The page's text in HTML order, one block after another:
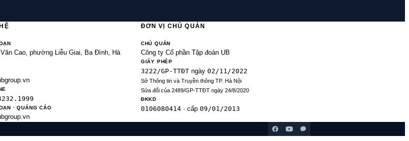
Cao, phường Liễu Giai, Ba Đình, Hà
· QUẢNG CÁO
ĐƠN VỊ CHỦ QUẢN
CHỦ QUẢN
Công ty Cổ phần Tập đoàn UB
GIẤY PHÉP
3222/GP-TTĐTngày 02/11/2022
Sở Thông tin và Truyền thông TP. Hà Nội
Sửa đổi của 2489/GP-TTĐT ngày 24/8/2020
ĐKKD
0106080414· cấp 09/01/2013